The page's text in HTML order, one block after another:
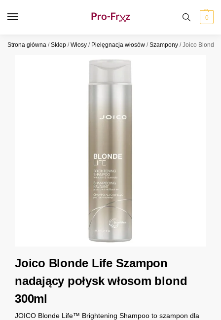
0
Strona główna /Sklep /Włosy / Pielęgnacja włosów /Szampony /Joico Blonde
Joico Blonde Life Szampon
nadający połysk włosom blond
300ml
JOICO Blonde Life™ Brightening Shampoo to szampon dla